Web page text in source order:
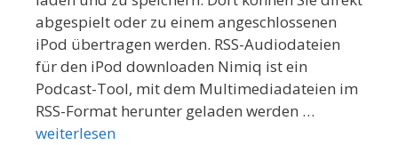
abgespielt oder zu einem angeschlossenen
iPod übertragen werden. RSS-Audiodateien
für den iPod downloaden Nimiq ist ein
Podcast-Tool, mit dem Multimediadateien im
RSS-Format herunter geladen werden …
weiterlesen